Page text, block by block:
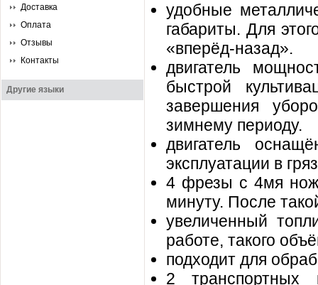
Доставка
Оплата
Отзывы
Контакты
Другие языки
удобные
габариты. Для
«вперёд-назад».
двигатель
быстрой
завершения
зимнему периоду.
двигатель
эксплуатации в
4 фрезы с 4мя
минуту. После
увеличенный
работе, такого
подходит для
2 транспортных